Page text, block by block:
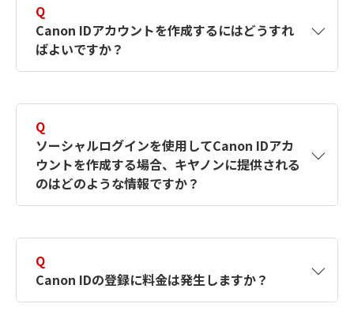
Q
Canon IDアカウントを作成するにはどうすれ
ばよいですか？
す。詳しい作成方法は【カメラ】Canon IDとは
何ですか？Canon IDの作成方法は？をご確認く
ださい。
Q
ソーシャルログインを使用してCanon IDアカ
ウントを作成する場合、キヤノンに提供される
のはどのような情報ですか？
択したサービスから取得します。アカウントを
簡単に作成できるように、この情報を使用して
Canon IDの登録フォームを入力します。
Q
Canon IDの登録に料金は発生しますか？